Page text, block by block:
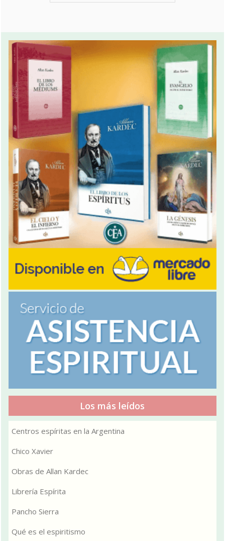
Los más leídos
Centros espíritas en la Argentina
Chico Xavier
Obras de Allan Kardec
Librería Espírita
Pancho Sierra
Qué es el espiritismo